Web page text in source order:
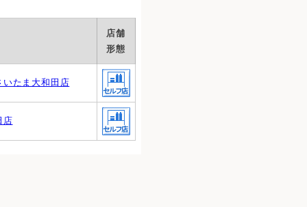
店舗
形態
いたま大和田店
店